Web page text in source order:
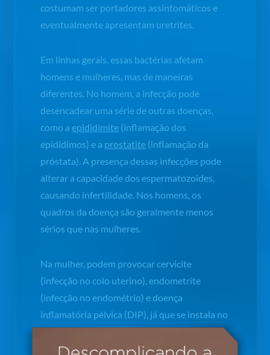
costumam ser portadores assintomáticos e
eventualmente apresentam uretrites.
Em linhas gerais, essas bactérias afetam
homens e mulheres, mas de maneiras
diferentes. No homem, a infecção pode
desencadear uma série de outras doenças,
como a epididimite (inflamação dos
epidídimos) e a prostatite (inflamação da
próstata). A presença dessas infecções pode
alterar a capacidade dos espermatozoides,
causando infertilidade. Nos homens, os
quadros da doença são geralmente menos
sérios que nas mulheres.
Na mulher, podem provocar cervicite
(infecção no colo uterino), endometrite
(infecção no endométrio) e doença
inflamatória pélvica (DIP), já que se instala no
útero, nas tubas uterinas e nos ovários. Se
não tratada, pode causar danos a esses